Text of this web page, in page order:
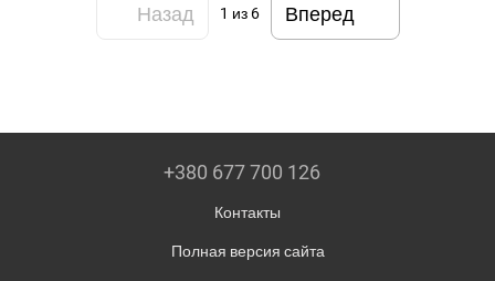
Назад 1 из 6 Вперед
+380 677 700 126
Контакты
Полная версия сайта